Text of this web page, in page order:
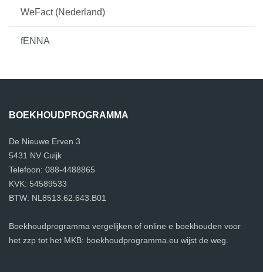
WeFact (Nederland)
fENNA
BOEKHOUDPROGRAMMA
De Nieuwe Erven 3
5431 NV Cuijk
Telefoon: 088-4488865
KVK: 54589533
BTW: NL8513.62.643.B01
Boekhoudprogramma vergelijken of online e boekhouden voor
het zzp tot het MKB: boekhoudprogramma.eu wijst de weg.